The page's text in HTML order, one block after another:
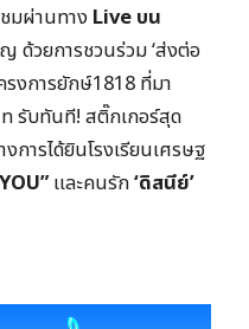
มผ่านทาง Live บน
ด้วยการชวนร่วม ‘ส่งต่อ
รงการยักษ์1818 ที่มา
รับทันที! สติ๊กเกอร์สุด
ารได้ยินโรงเรียนเศรษฐ
และคนรัก‘ดิสนีย์’